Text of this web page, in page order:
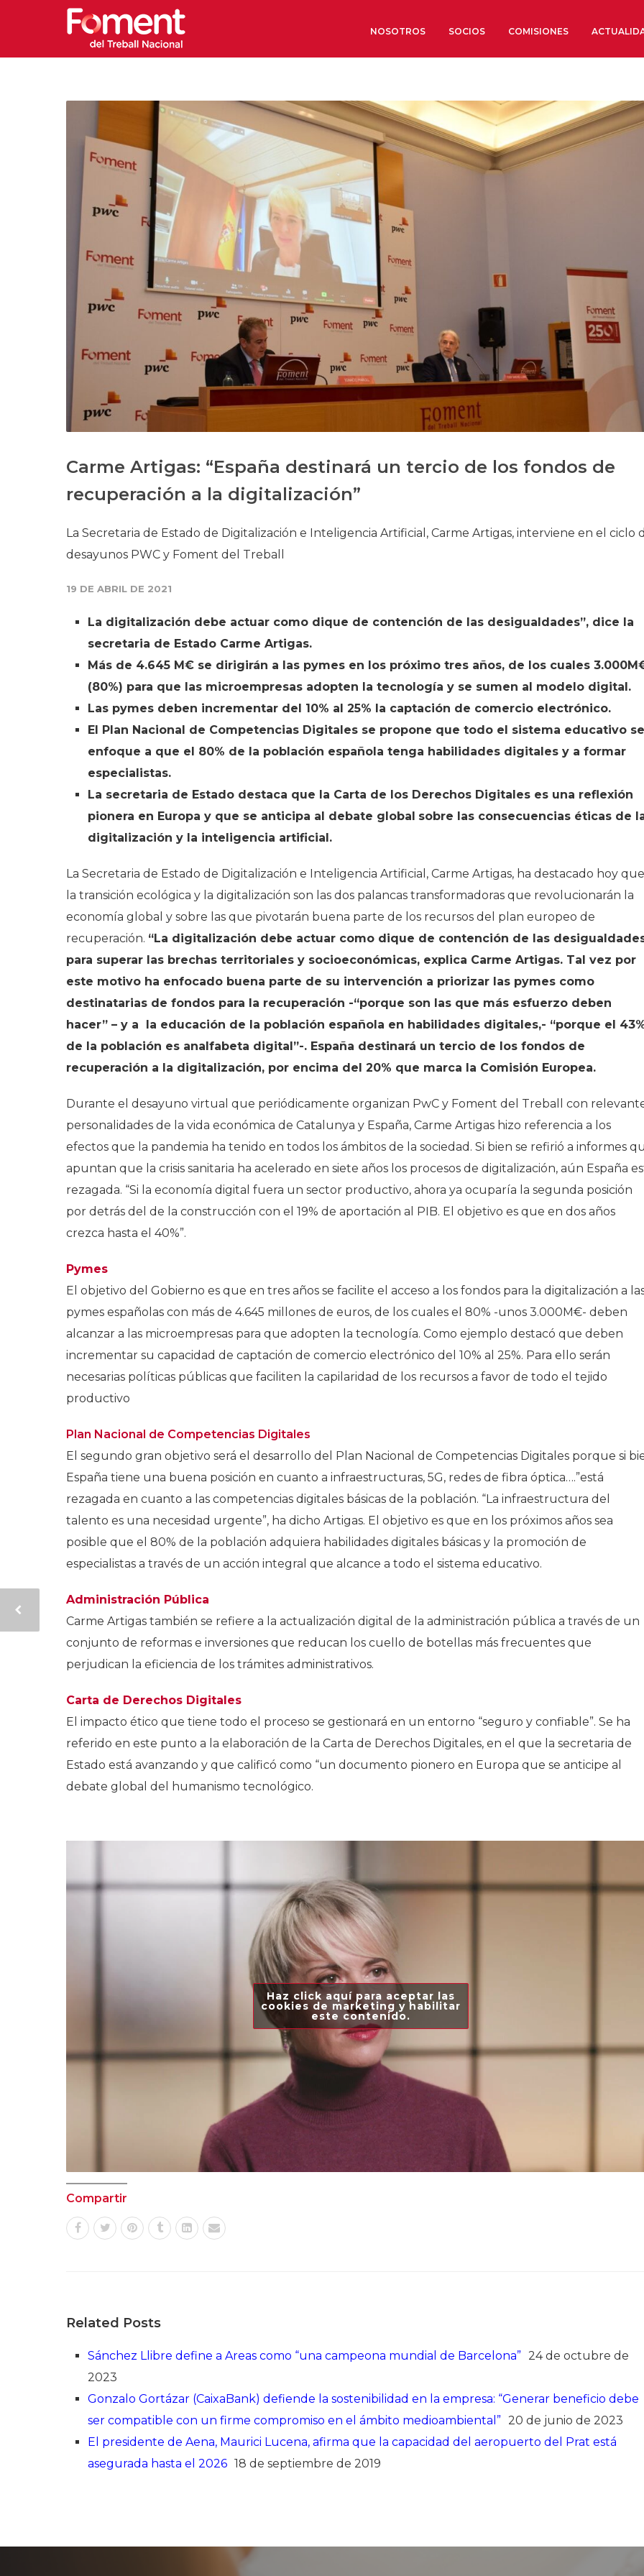
NOSOTROS
Órganos de Gobierno
Órganos Consultivos
Estructura Ejecutiva
Organizaciones territoriales
Galería de Presidentes
Biblioteca Archivo
SOCIOS COMISIONES
Carme Artigas: “España destinará un tercio de los fondos de
recuperación a la digitalización”
La Secretaria de Estado de Digitalización e Inteligencia Artificial, Carme Artigas, interviene en el ciclo
desayunos PWC y Foment del Treball
19 DE ABRIL DE 2021
La digitalización debe actuar como dique de contención de las desigualdades”, dice la
secretaria de Estado Carme Artigas.
Más de 4.645 M€ se dirigirán a las pymes en los próximo tres años, de los cuales
(80%) para que las microempresas adopten la tecnología y se sumen al modelo digital.
Las pymes deben incrementar del 10% al 25% la captación de comercio electrónico.
El Plan Nacional de Competencias Digitales se propone que todo el sistema educativo se
enfoque a que el 80% de la población española tenga habilidades digitales y a formar
especialistas.
La secretaria de Estado destaca que la Carta de los Derechos Digitales es una reflexión
pionera en Europa y que se anticipa al debate global sobre las consecuencias éticas de
digitalización y la inteligencia artificial.
La Secretaria de Estado de Digitalización e Inteligencia Artificial, Carme Artigas, ha destacado hoy que
la transición ecológica y la digitalización son las dos palancas transformadoras que revolucionarán la
economía global y sobre las que pivotarán buena parte de los recursos del plan europeo de
recuperación. “La digitalización debe actuar como dique de contención de las
para superar las brechas territoriales y socioeconómicas, explica Carme Artigas. Tal vez por
este motivo ha enfocado buena parte de su intervención a priorizar las pymes como
destinatarias de fondos para la recuperación -“porque son las que más esfuerzo deben
hacer” – y a la educación de la población española en habilidades digitales,- “porque el
de la población es analfabeta digital”-. España destinará un tercio de los fondos de
recuperación a la digitalización, por encima del 20% que marca la Comisión Europea.
Durante el desayuno virtual que periódicamente organizan PwC y Foment del Treball con
personalidades de la vida económica de Catalunya y España, Carme Artigas hizo referencia a los
efectos que la pandemia ha tenido en todos los ámbitos de la sociedad. Si bien se refirió a informes
apuntan que la crisis sanitaria ha acelerado en siete años los procesos de digitalización, aún España
rezagada. “Si la economía digital fuera un sector productivo, ahora ya ocuparía la segunda posición
por detrás del de la construcción con el 19% de aportación al PIB. El objetivo es que en dos años
crezca hasta el 40%”.
Pymes
El objetivo del Gobierno es que en tres años se facilite el acceso a los fondos para la digitalización a
pymes españolas con más de 4.645 millones de euros, de los cuales el 80% -unos 3.000M€- deben
alcanzar a las microempresas para que adopten la tecnología. Como ejemplo destacó que deben
incrementar su capacidad de captación de comercio electrónico del 10% al 25%. Para ello serán
necesarias políticas públicas que faciliten la capilaridad de los recursos a favor de todo el tejido
productivo
Plan Nacional de Competencias Digitales
El segundo gran objetivo será el desarrollo del Plan Nacional de Competencias Digitales porque si
España tiene una buena posición en cuanto a infraestructuras, 5G, redes de fibra óptica….”está
rezagada en cuanto a las competencias digitales básicas de la población. “La infraestructura del
talento es una necesidad urgente”, ha dicho Artigas. El objetivo es que en los próximos años sea
posible que el 80% de la población adquiera habilidades digitales básicas y la promoción de
especialistas a través de un acción integral que alcance a todo el sistema educativo.
Administración Pública
Carme Artigas también se refiere a la actualización digital de la administración pública a través de un
conjunto de reformas e inversiones que reducan los cuello de botellas más frecuentes que
perjudican la eficiencia de los trámites administrativos.
Carta de Derechos Digitales
El impacto ético que tiene todo el proceso se gestionará en un entorno “seguro y confiable”. Se ha
referido en este punto a la elaboración de la Carta de Derechos Digitales, en el que la secretaria de
Estado está avanzando y que calificó como “un documento pionero en Europa que se anticipe al
debate global del humanismo tecnológico.
Haz click aquí para aceptar las
cookies de marketing y habilitar
este contenido.
Compartir
Related Posts
Sánchez Llibre define a Areas como “una campeona mundial de Barcelona” 24 de octubre de
2023
Gonzalo Gortázar (CaixaBank) defiende la sostenibilidad en la empresa: “Generar beneficio debe
ser compatible con un firme compromiso en el ámbito medioambiental” 20 de junio de 2023
El presidente de Aena, Maurici Lucena, afirma que la capacidad del aeropuerto del Prat está
asegurada hasta el 2026 18 de septiembre de 2019